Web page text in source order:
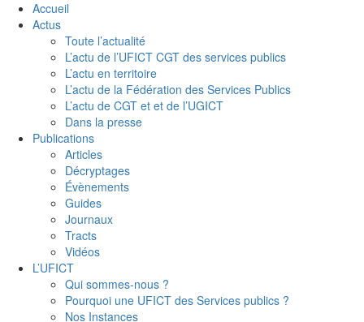
Accueil
Actus
Toute l’actualité
L’actu de l’UFICT CGT des services publics
L’actu en territoire
L’actu de la Fédération des Services Publics
L’actu de CGT et et de l’UGICT
Dans la presse
Publications
Articles
Décryptages
Évènements
Guides
Journaux
Tracts
Vidéos
L’UFICT
Qui sommes-nous ?
Pourquoi une UFICT des Services publics ?
Nos Instances